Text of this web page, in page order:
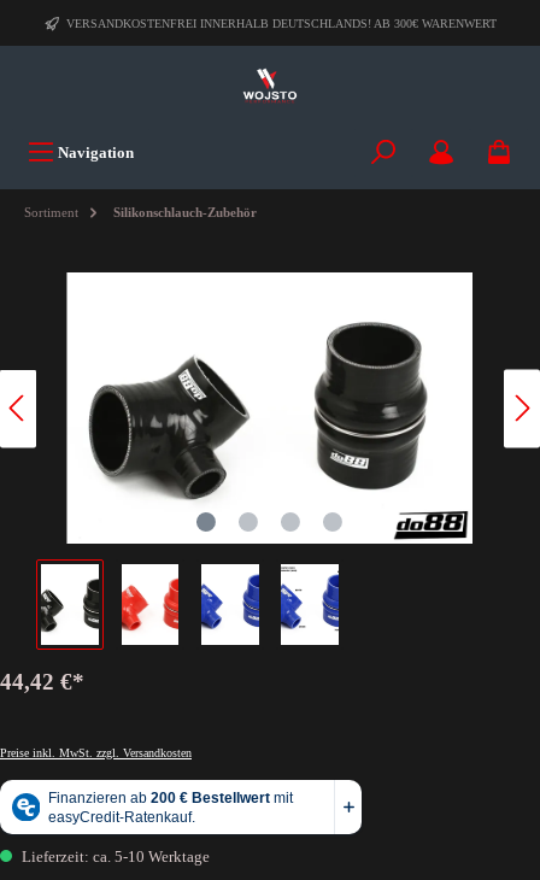
VERSANDKOSTENFREI INNERHALB DEUTSCHLANDS! AB 300€ WARENWERT
Navigation
Sortiment Silikonschlauch-Zubehör
44,42 €*
Preise inkl. MwSt. zzgl. Versandkosten
Lieferzeit: ca. 5-10 Werktage